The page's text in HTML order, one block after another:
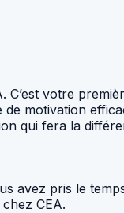
votre
motivation
qui fera la
avez pris le
CEA.